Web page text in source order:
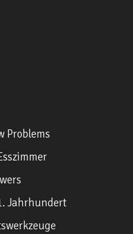
Problems
Jahrhundert